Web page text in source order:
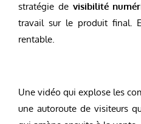
stratégie de visibilité
travail sur le produit final.
rentable.
Une vidéo qui explose les
une autoroute de visiteurs